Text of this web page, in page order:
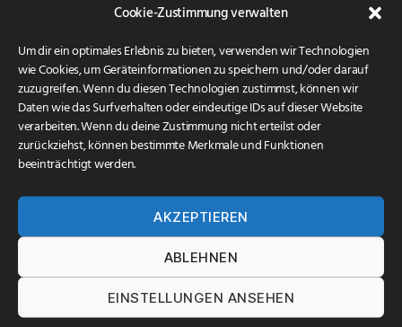
Cookie-Zustimmung verwalten
Um dir ein optimales Erlebnis zu bieten, verwenden wir Technologien
wie Cookies, um Geräteinformationen zu speichern und/oder darauf
zuzugreifen. Wenn du diesen Technologien zustimmst, können wir
Daten wie das Surfverhalten oder eindeutige IDs auf dieser Website
verarbeiten. Wenn du deine Zustimmung nicht erteilst oder
zurückziehst, können bestimmte Merkmale und Funktionen
beeinträchtigt werden.
AKZEPTIEREN
ABLEHNEN
EINSTELLUNGEN ANSEHEN
Name*
E-Mail-Adresse*
Website